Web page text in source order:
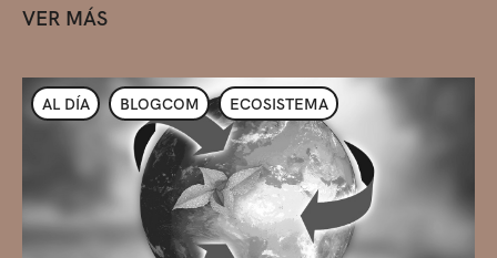
VER MÁS
AL DÍA BLOGCOM ECOSISTEMA